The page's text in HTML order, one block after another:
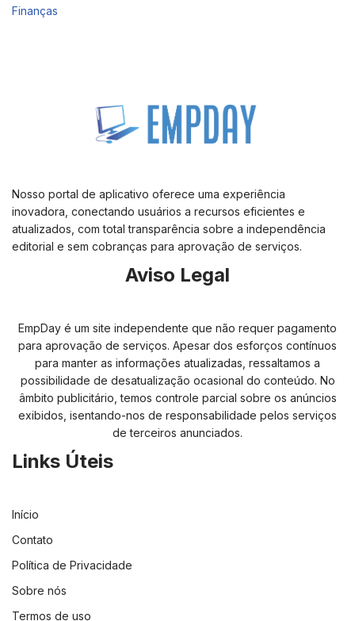
Finanças
Nosso portal de aplicativo oferece uma experiência
inovadora, conectando usuários a recursos eficientes e
atualizados, com total transparência sobre a independência
editorial e sem cobranças para aprovação de serviços.
Aviso Legal
EmpDay é um site independente que não requer pagamento
para aprovação de serviços. Apesar dos esforços contínuos
para manter as informações atualizadas, ressaltamos a
possibilidade de desatualização ocasional do conteúdo. No
âmbito publicitário, temos controle parcial sobre os anúncios
exibidos, isentando-nos de responsabilidade pelos serviços
de terceiros anunciados.
Links Úteis
Início
Contato
Política de Privacidade
Sobre nós
Termos de uso